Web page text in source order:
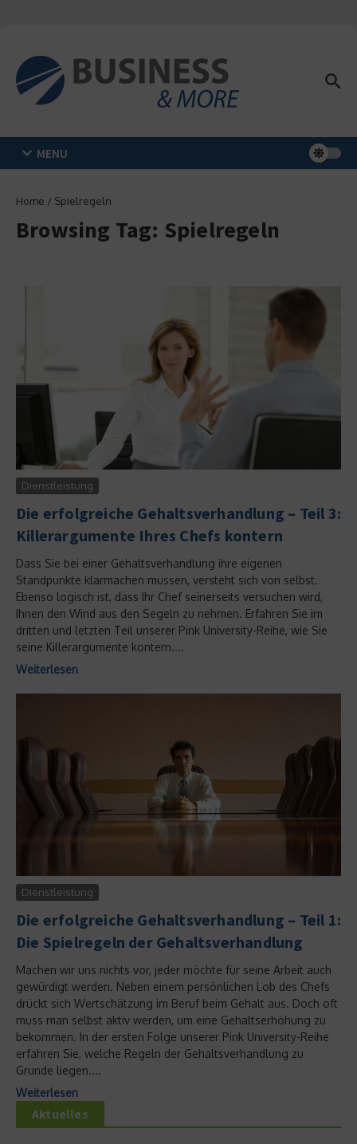
MENU
Home / Spielregeln
Browsing Tag: Spielregeln
Dienstleistung
Die erfolgreiche Gehaltsverhandlung – Teil 3:
Killerargumente Ihres Chefs kontern
Dass Sie bei einer Gehaltsverhandlung ihre eigenen
Standpunkte klarmachen müssen, versteht sich von selbst.
Ebenso logisch ist, dass Ihr Chef seinerseits versuchen wird,
Ihnen den Wind aus den Segeln zu nehmen. Erfahren Sie im
dritten und letzten Teil unserer Pink University-Reihe, wie Sie
seine Killerargumente kontern....
Weiterlesen
Dienstleistung
Die erfolgreiche Gehaltsverhandlung – Teil 1:
Die Spielregeln der Gehaltsverhandlung
Machen wir uns nichts vor, jeder möchte für seine Arbeit auch
gewürdigt werden. Neben einem persönlichen Lob des Chefs
drückt sich Wertschätzung im Beruf beim Gehalt aus. Doch oft
muss man selbst aktiv werden, um eine Gehaltserhöhung zu
bekommen. In der ersten Folge unserer Pink University-Reihe
erfahren Sie, welche Regeln der Gehaltsverhandlung zu
Grunde liegen....
Weiterlesen
Aktuelles